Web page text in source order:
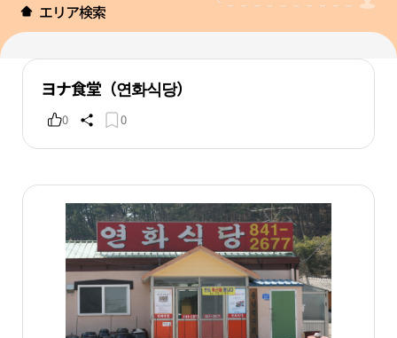
エリア検索
ヨナ食堂（연화식당）
0 0